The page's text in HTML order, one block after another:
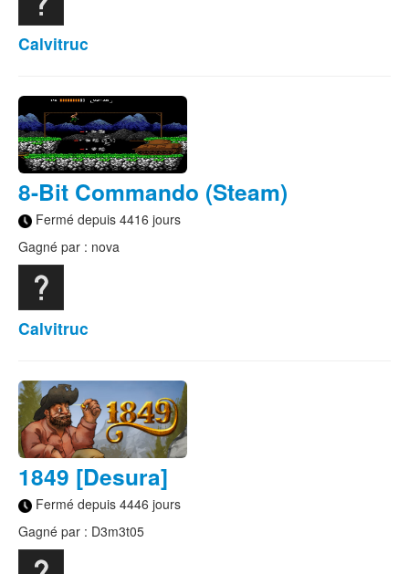
Calvitruc
8-Bit Commando (Steam)
Fermé depuis 4416 jours
Gagné par : nova
Calvitruc
1849 [Desura]
Fermé depuis 4446 jours
Gagné par : D3m3t05